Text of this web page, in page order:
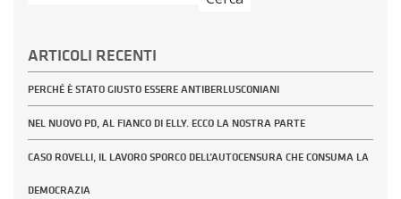
ARTICOLI RECENTI
PERCHÉ È STATO GIUSTO ESSERE ANTIBERLUSCONIANI
NEL NUOVO PD, AL FIANCO DI ELLY. ECCO LA NOSTRA PARTE
CASO ROVELLI, IL LAVORO SPORCO DELL’AUTOCENSURA CHE CONSUMA LA
DEMOCRAZIA